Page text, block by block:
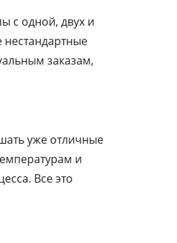
с одной, двух и
нестандартные
заказам,
уже отличные
и
Все это